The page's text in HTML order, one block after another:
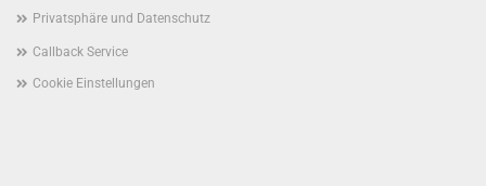
Privatsphäre und Datenschutz
Callback Service
Cookie Einstellungen